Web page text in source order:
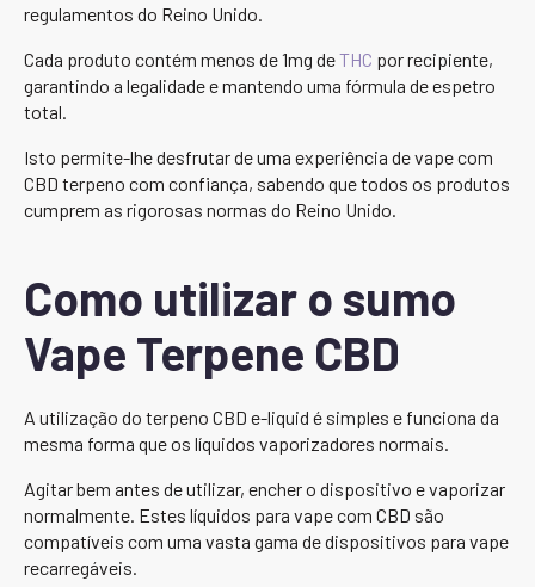
regulamentos do Reino Unido.
Cada produto contém menos de 1mg deTHC por recipiente,
garantindo a legalidade e mantendo uma fórmula de espetro
total.
Isto permite-lhe desfrutar de uma experiência de vape com
CBD terpeno com confiança, sabendo que todos os produtos
cumprem as rigorosas normas do Reino Unido.
Como utilizar o sumo
Vape Terpene CBD
A utilização do terpeno CBD e-liquid é simples e funciona da
mesma forma que os líquidos vaporizadores normais.
Agitar bem antes de utilizar, encher o dispositivo e vaporizar
normalmente. Estes líquidos para vape com CBD são
compatíveis com uma vasta gama de dispositivos para vape
recarregáveis.